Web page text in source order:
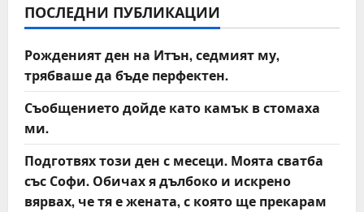
v
i
g
a
t
i
ПОСЛЕДНИ ПУБЛИКАЦИИ
Рожденият ден на Итън, седмият му,
трябваше да бъде перфектен.
Съобщението дойде като камък в стомаха
ми.
Подготвях този ден с месеци. Моята сватба
със Софи. Обичах я дълбоко и искрено
вярвах, че тя е жената, с която ще прекарам